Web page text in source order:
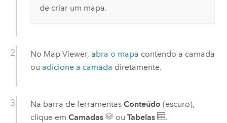
de criar um mapa.
No Map Viewer, abra o mapa contendo a camada
ou adicione a camada diretamente.
Na barra de ferramentas Conteúdo (escuro),
clique em Camadas ou Tabelas .